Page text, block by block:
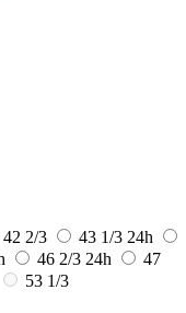
42 2/3 43 1/3 24h
46 2/3 24h
47
53 1/3